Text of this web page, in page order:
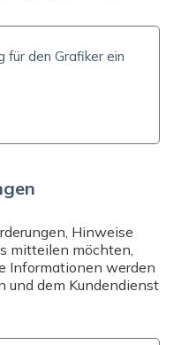
Sie uns an unter+43
16:30. Wir helfen
Hinweise
mitteilen möchten,
Informationen werden
und dem Kundendienst